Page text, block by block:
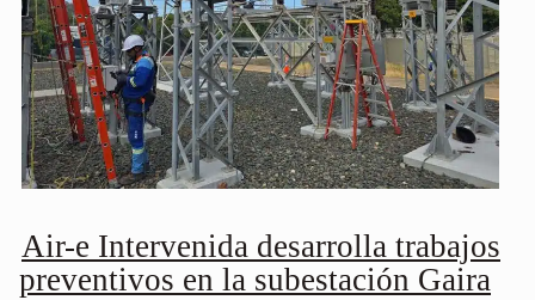
Air-e Intervenida desarrolla trabajos
preventivos en la subestación Gaira